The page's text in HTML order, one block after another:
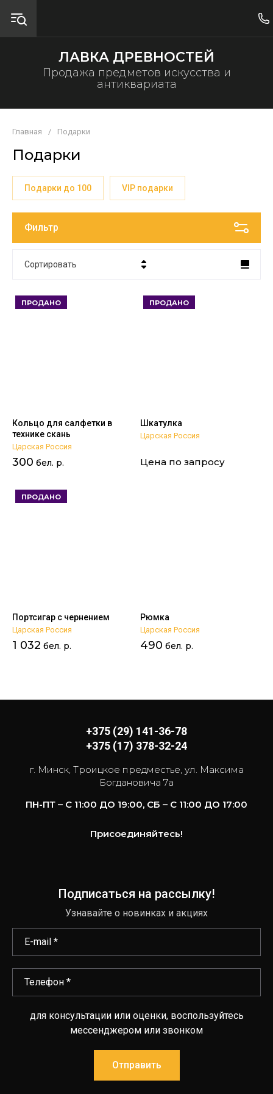
ЛАВКА ДРЕВНОСТЕЙ
Продажа предметов искусства и
антиквариата
Главная / Подарки
Подарки
Подарки до 100 VIP подарки
Фильтр
Сортировать
Цена - возрастание
ПРОДАНО
Кольцо для салфетки в
технике скань
Царская Россия
300 бел. р.
ПРОДАНО
Шкатулка
Царская Россия
Цена по запросу
ПРОДАНО
Портсигар с чернением
Царская Россия
1 032 бел. р.
Рюмка
Царская Россия
490 бел. р.
+375 (29) 141-36-78
+375 (17) 378-32-24
г. Минск, Троицкое предместье, ул. Максима
Богдановича 7а
ПН-ПТ – С 11:00 ДО 19:00, СБ – С 11:00 ДО 17:00
Подписаться на рассылку!
Узнавайте о новинках и акциях
для консультации или оценки, воспользуйтесь
мессенджером или звонком
Отправить
Присоединяйтесь!